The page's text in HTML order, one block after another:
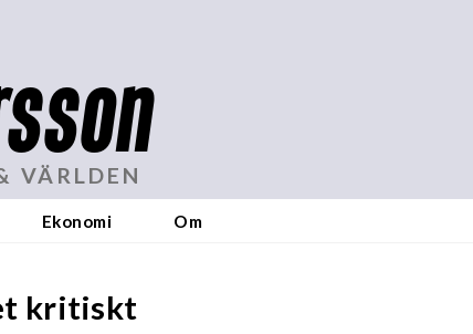
VÄRLDEN
Ekonomi Om
kritiskt